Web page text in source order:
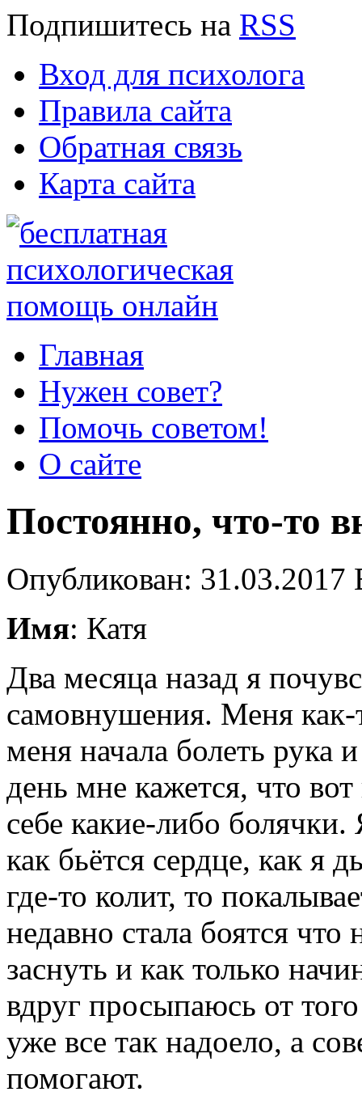
Подпишитесь на RSS
Вход для психолога
Правила сайта
Обратная связь
Карта сайта
Главная
Нужен совет?
Помочь советом!
О сайте
Постоянно, что-то
Опубликован:
Имя: Катя
Два месяца назад я
самовнушения. Меня как-
меня начала болеть
день мне кажется, что
себе какие-либо
как бьётся сердце, как я
где-то колит, то
недавно стала боятся
заснуть и как только
вдруг просыпаюсь от
уже все так надоело, а
помогают.